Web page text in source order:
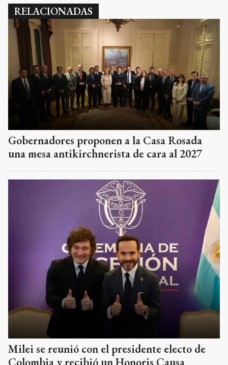
RELACIONADAS
Gobernadores proponen a la Casa Rosada
una mesa antikirchnerista de cara al 2027
Milei se reunió con el presidente electo de